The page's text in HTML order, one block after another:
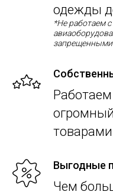
одежды
*Не работаем
запрещенными
Выгодные
Чем